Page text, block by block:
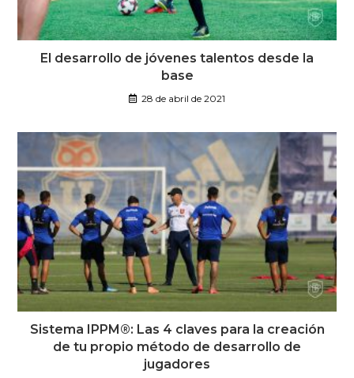
El desarrollo de jóvenes talentos desde la
base
28 de abril de 2021
Sistema IPPM®: Las 4 claves para la creación
de tu propio método de desarrollo de
jugadores